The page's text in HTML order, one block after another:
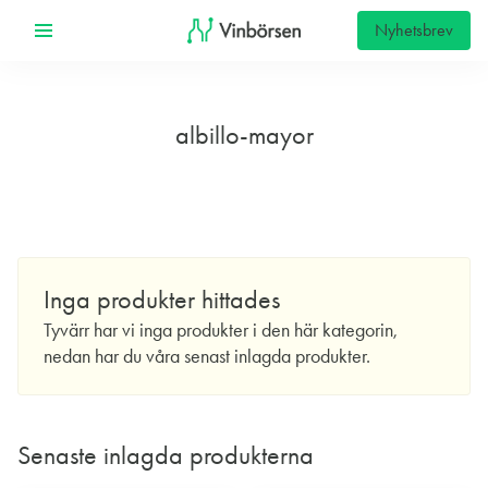
Nyhetsbrev
albillo-mayor
Inga produkter hittades
Tyvärr har vi inga produkter i den här kategorin,
nedan har du våra senast inlagda produkter.
Senaste inlagda produkterna